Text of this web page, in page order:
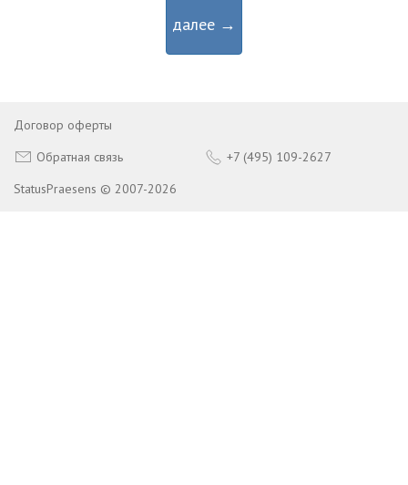
далее →
Договор оферты
Обратная связь
+7 (495) 109-2627
StatusPraesens © 2007-2026